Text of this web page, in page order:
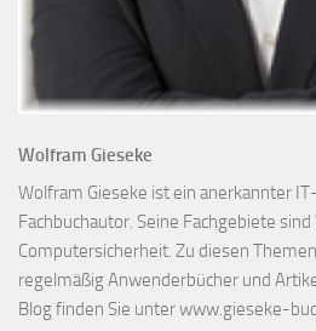
Wolfram Gieseke
Wolfram Gieseke ist ein anerkannter
Fachbuchautor. Seine Fachgebiete
Computersicherheit. Zu diesen
regelmäßig Anwenderbücher und
Blog finden Sie unter www.gieseke-